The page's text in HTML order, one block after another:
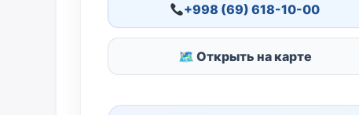
+998 (69) 618-10-00
🗺 Открыть на карте